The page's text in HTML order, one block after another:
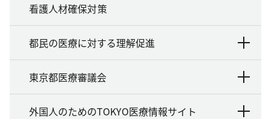
看護人材確保対策
都民の医療に対する理解促進
東京都医療審議会
外国人のためのTOKYO医療情報サイト